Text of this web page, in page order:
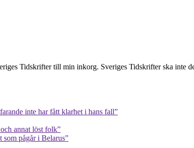
Tidskrifter till min inkorg. Sveriges Tidskrifter ska inte
inte har fått klarhet i hans fall”
annat löst folk”
som pågår i Belarus”